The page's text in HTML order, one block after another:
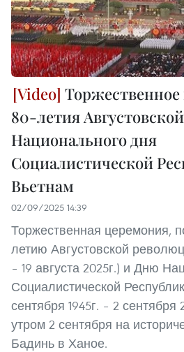
80-летия
Национального дня
Социалистической
Вьетнам
02/09/2025 14:39
Торжественная церемония,
летию Августовской
– 19 августа 2025г.) и Дню
Социалистической
сентября 1945г. – 2 сентября
утром 2 сентября на
Бадинь в Ханое.